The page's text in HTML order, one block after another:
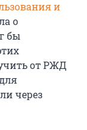
и
о
бы
от РЖД
через